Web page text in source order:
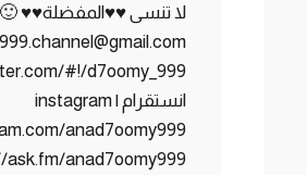
لا تنسى ♥♥المفضلة♥♥
#!/d7oomy_999
انستقرام | instagram